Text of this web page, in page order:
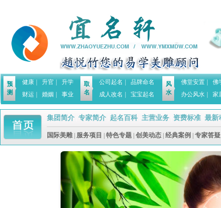
预
测
健康 升官
升学
财运
婚姻 事业
取
名
公司起名
品牌命名
成人改名
宝宝起名
风
水
佛堂安置
佛
办公风水
家
集团简介| 专家简介| 起名百科| 主营业务| 资费标准| 最新
国际美雕| 服务项目 特色专题| 创美动态| 经典案例 专家答疑